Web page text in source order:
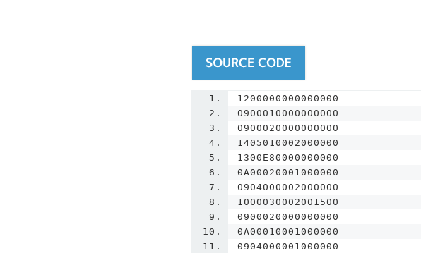
1200000000000000
0900010000000000
0900020000000000
1405010002000000
1300E80000000000
0A00020001000000
0904000002000000
1000030002001500
0900020000000000
0A00010001000000
0904000001000000